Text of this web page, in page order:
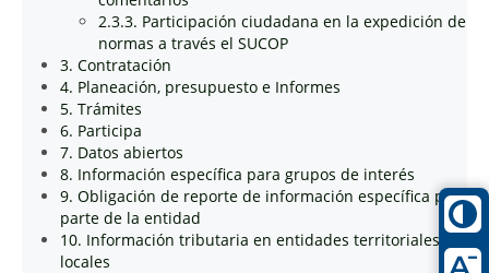
2.3.3. Participación ciudadana en la expedición de
normas a través el SUCOP
3. Contratación
4. Planeación, presupuesto e Informes
5. Trámites
6. Participa
7. Datos abiertos
8. Información específica para grupos de interés
9. Obligación de reporte de información específica por
parte de la entidad
10. Información tributaria en entidades territoriales
locales